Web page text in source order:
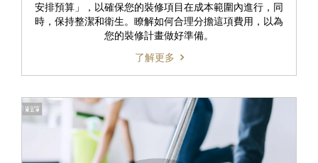
安排預算」，以確保您的裝修項目在成本範圍內進行，同
時，保持整潔和衛生。瞭解如何合理分擔這項費用，以為
您的裝修計畫做好準備。
了解更多